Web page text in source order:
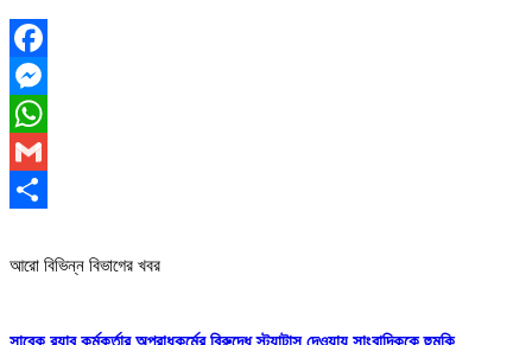
Facebook
Messenger
WhatsApp
Gmail
আরো বিভিন্ন বিভাগের খবর